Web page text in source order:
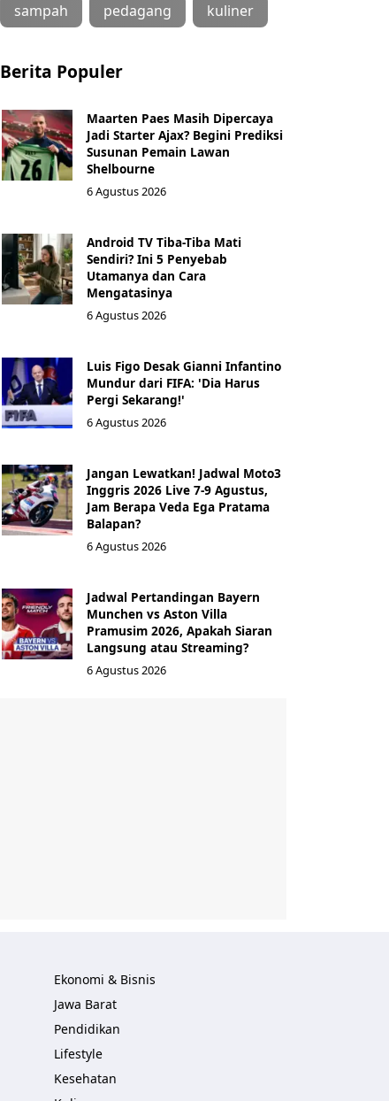
sampah pedagang kuliner
Berita Populer
Maarten Paes Masih Dipercaya
Jadi Starter Ajax? Begini Prediksi
Susunan Pemain Lawan
Shelbourne
6 Agustus 2026
Android TV Tiba-Tiba Mati
Sendiri? Ini 5 Penyebab
Utamanya dan Cara
Mengatasinya
6 Agustus 2026
Luis Figo Desak Gianni Infantino
Mundur dari FIFA: 'Dia Harus
Pergi Sekarang!'
6 Agustus 2026
Jangan Lewatkan! Jadwal Moto3
Inggris 2026 Live 7-9 Agustus,
Jam Berapa Veda Ega Pratama
Balapan?
6 Agustus 2026
Jadwal Pertandingan Bayern
Munchen vs Aston Villa
Pramusim 2026, Apakah Siaran
Langsung atau Streaming?
6 Agustus 2026
Ekonomi & Bisnis
Jawa Barat
Pendidikan
Lifestyle
Kesehatan